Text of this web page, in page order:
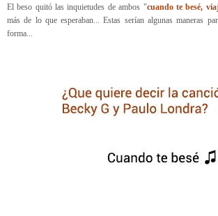
El beso quitó las inquietudes de ambos "cuando te besé,
más de lo que esperaban... Estas serían algunas maneras
forma...